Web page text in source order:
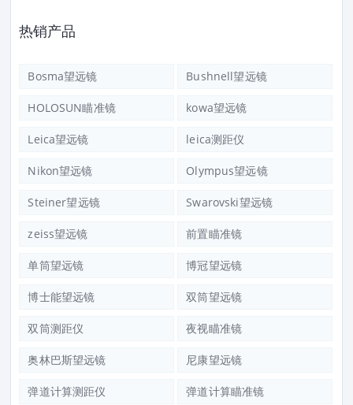
热销产品
Bosma望远镜 Bushnell望远镜
HOLOSUN瞄准镜 kowa望远镜
Leica望远镜 leica测距仪
Nikon望远镜 Olympus望远镜
Steiner望远镜 Swarovski望远镜
zeiss望远镜 前置瞄准镜
单筒望远镜 博冠望远镜
博士能望远镜 双筒望远镜
双筒测距仪 夜视瞄准镜
奥林巴斯望远镜 尼康望远镜
弹道计算测距仪 弹道计算瞄准镜